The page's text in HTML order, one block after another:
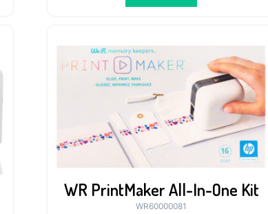
WR PrintMaker All-In-One Kit
WR60000081